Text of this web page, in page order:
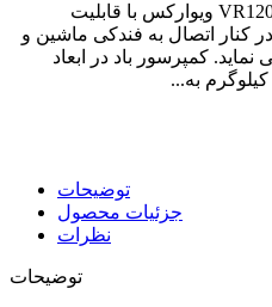
پمپ باد فندکی دو سیلندر VR1206 ACT ویوارکس با قابلیت
ولت خودرو در کنار اتصال به فندکی ماشین و
کمپرسور باد در ابعاد
توضیحات
جزئیات محصول
نظرات
توضیحات